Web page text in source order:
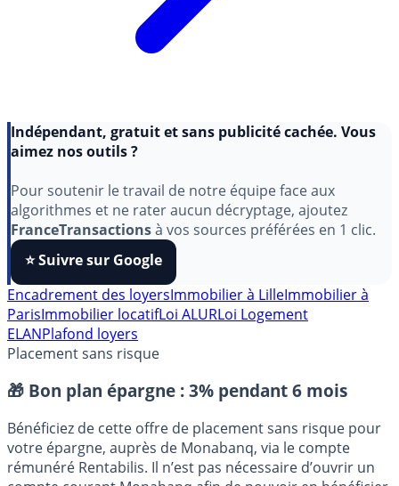
aimez nos outils ?
Pour soutenir le travail de notre équipe face aux
algorithmes et ne rater aucun décryptage, ajoutez
FranceTransactionsà vos sources préférées en 1 clic.
⭐️ Suivre sur Google
Encadrement des loyers
Immobilier à Lille
ParisImmobilier locatifLoi ALUR
Placement sans risque
🎁 Bon plan épargne : 3% pendant 6 mois
Bénéficiez de cette offre de placement sans risque pour